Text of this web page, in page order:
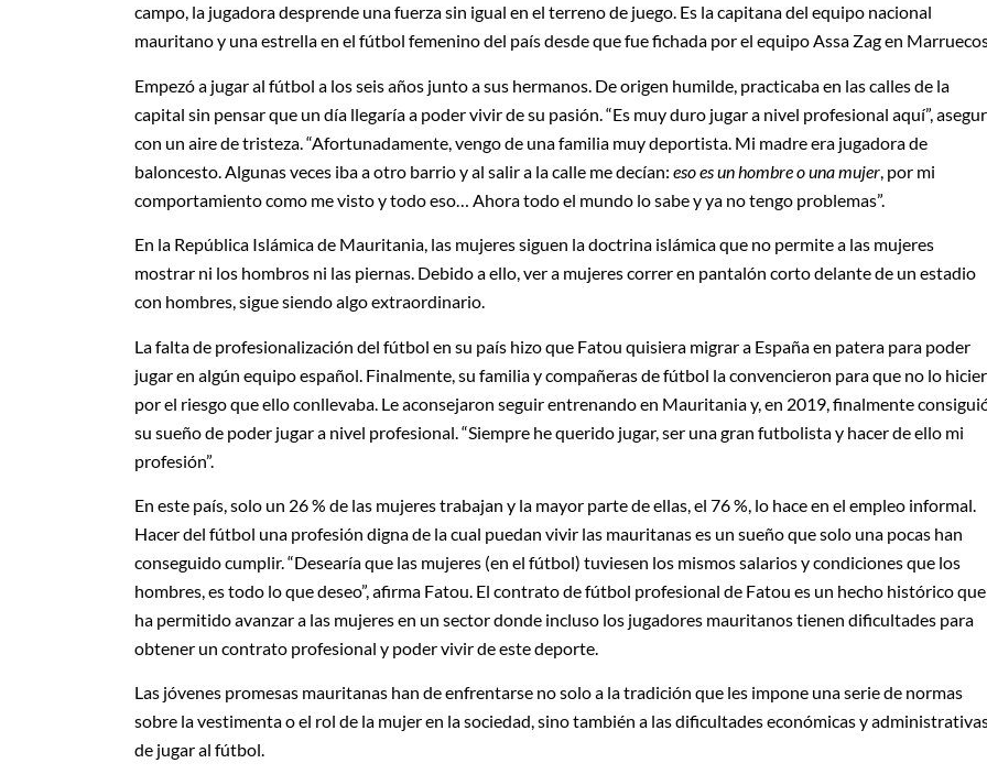
campo, la jugadora desprende una fuerza sin igual en el terreno de juego. Es la capitana del equipo nacional
mauritano y una estrella en el fútbol femenino del país desde que fue fichada por el equipo Assa Zag en
Empezó a jugar al fútbol a los seis años junto a sus hermanos. De origen humilde, practicaba en las calles de la
capital sin pensar que un día llegaría a poder vivir de su pasión. “Es muy duro jugar a nivel profesional aquí”,
con un aire de tristeza. “Afortunadamente, vengo de una familia muy deportista. Mi madre era jugadora de
baloncesto. Algunas veces iba a otro barrio y al salir a la calle me decían: eso es un hombre o una mujer , por mi
comportamiento como me visto y todo eso… Ahora todo el mundo lo sabe y ya no tengo problemas”.
En la República Islámica de Mauritania, las mujeres siguen la doctrina islámica que no permite a las mujeres
mostrar ni los hombros ni las piernas. Debido a ello, ver a mujeres correr en pantalón corto delante de un estadio
con hombres, sigue siendo algo extraordinario.
La falta de profesionalización del fútbol en su país hizo que Fatou quisiera migrar a España en patera para poder
jugar en algún equipo español. Finalmente, su familia y compañeras de fútbol la convencieron para que no lo
por el riesgo que ello conllevaba. Le aconsejaron seguir entrenando en Mauritania y, en 2019, finalmente
su sueño de poder jugar a nivel profesional. “Siempre he querido jugar, ser una gran futbolista y hacer de ello mi
profesión”.
En este país, solo un 26 % de las mujeres trabajan y la mayor parte de ellas, el 76 %, lo hace en el empleo informal.
Hacer del fútbol una profesión digna de la cual puedan vivir las mauritanas es un sueño que solo una pocas han
conseguido cumplir. “Desearía que las mujeres (en el fútbol) tuviesen los mismos salarios y condiciones que los
hombres, es todo lo que deseo”, afirma Fatou. El contrato de fútbol profesional de Fatou es un hecho histórico que
ha permitido avanzar a las mujeres en un sector donde incluso los jugadores mauritanos tienen dificultades para
obtener un contrato profesional y poder vivir de este deporte.
Las jóvenes promesas mauritanas han de enfrentarse no solo a la tradición que les impone una serie de normas
sobre la vestimenta o el rol de la mujer en la sociedad, sino también a las dificultades económicas y
de jugar al fútbol.